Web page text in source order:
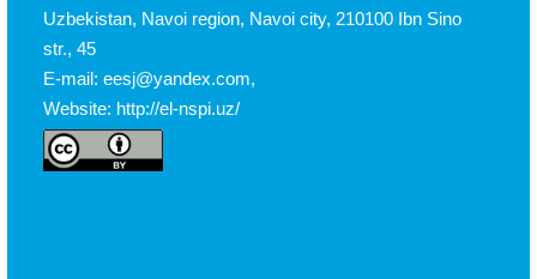
Uzbekistan, Navoi region, Navoi city, 210100 Ibn Sino
str., 45
E-mail: eesj@yandex.com,
Website: http://el-nspi.uz/